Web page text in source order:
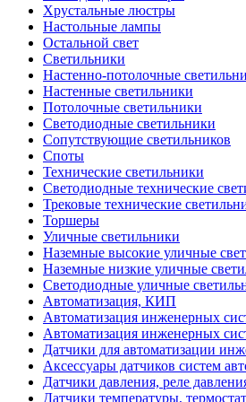
Хрустальные люстры
Настольные лампы
Остальной свет
Светильники
Настенно-потолочные
Настенные светильники
Потолочные светильники
Светодиодные светильники
Сопутствующие светильников
Споты
Технические светильники
Светодиодные технические
Трековые технические
Торшеры
Уличные светильники
Наземные высокие уличные
Наземные низкие уличные
Светодиодные уличные
Автоматизация, КИП
Автоматизация инженерных
Автоматизация инженерных
Датчики для автоматизации
Аксессуары датчиков систем
Датчики давления, реле
Датчики температуры,